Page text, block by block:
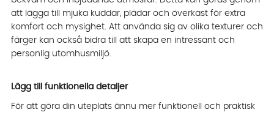
att lägga till mjuka kuddar, plädar och överkast för extra
komfort och mysighet. Att använda sig av olika texturer och
färger kan också bidra till att skapa en intressant och
personlig utomhusmiljö.
Lägg till funktionella detaljer
För att göra din uteplats ännu mer funktionell och praktisk